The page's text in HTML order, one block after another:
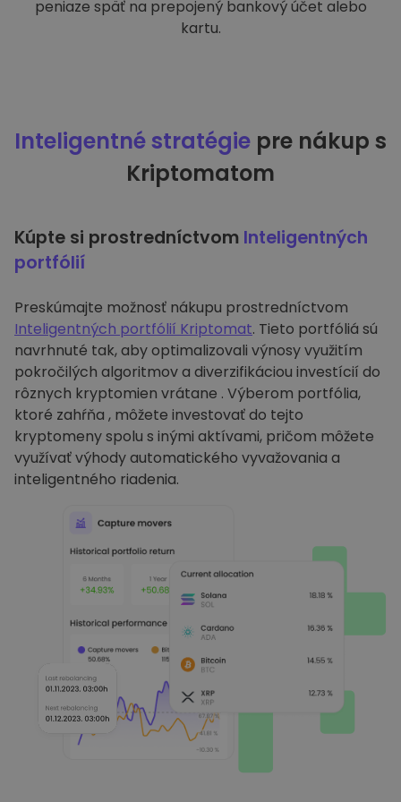
peniaze späť na prepojený bankový účet alebo
kartu.
Inteligentné stratégie pre nákup s
Kriptomatom
Kúpte si prostredníctvom Inteligentných
portfólií
Preskúmajte možnosť nákupu prostredníctvom
Inteligentných portfólií Kriptomat. Tieto portfóliá sú
navrhnuté tak, aby optimalizovali výnosy využitím
pokročilých algoritmov a diverzifikáciou investícií do
rôznych kryptomien vrátane . Výberom portfólia,
ktoré zahŕňa , môžete investovať do tejto
kryptomeny spolu s inými aktívami, pričom môžete
využívať výhody automatického vyvažovania a
inteligentného riadenia.